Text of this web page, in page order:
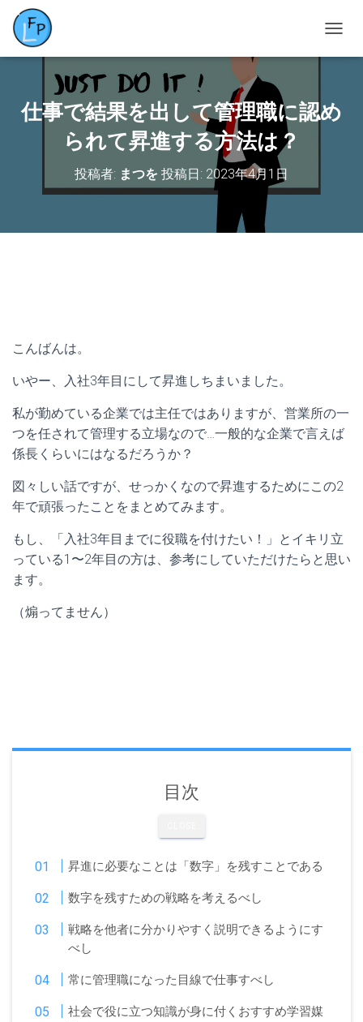
ビ
シ
ョ
仕事で結果を出して管理職に認め
られて昇進する方法は？
投稿者: まつを 投稿日: 2023年4月1日
こんばんは。
いやー、入社3年目にして昇進しちまいました。
私が勤めている企業では主任ではありますが、営業所の一
つを任されて管理する立場なので…一般的な企業で言えば
係長くらいにはなるだろうか？
図々しい話ですが、せっかくなので昇進するためにこの2
年で頑張ったことをまとめてみます。
もし、「入社3年目までに役職を付けたい！」とイキリ立
っている1〜2年目の方は、参考にしていただけたらと思い
ます。
（煽ってません）
目次
昇進に必要なことは「数字」を残すことである
数字を残すための戦略を考えるべし
戦略を他者に分かりやすく説明できるようにす
べし
常に管理職になった目線で仕事すべし
社会で役に立つ知識が身に付くおすすめ学習媒